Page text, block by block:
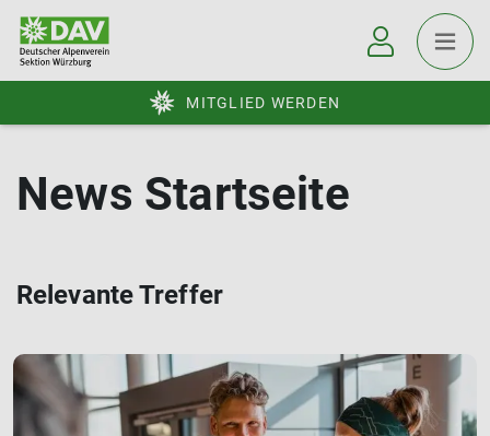
MITGLIED WERDEN
News Startseite
Relevante Treffer